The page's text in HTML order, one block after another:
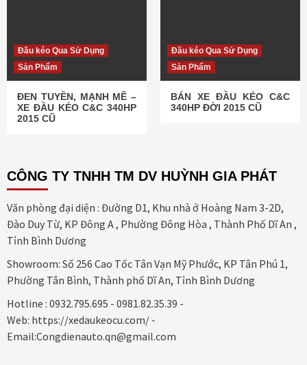
Đầu kéo Qua Sử Dụng
Sản Phẩm
ĐEN TUYỀN, MẠNH MẼ –
XE ĐẦU KÉO C&C 340HP
2015 CŨ
Đầu kéo Qua Sử Dụng
Sản Phẩm
BÁN XE ĐẦU KÉO C&C
340HP ĐỜI 2015 CŨ
CÔNG TY TNHH TM DV HUỲNH GIA PHÁT
Văn phòng đại diện : Đường D1, Khu nhà ở Hoàng Nam 3-2D,
Đào Duy Từ, KP Đông A , Phường Đông Hòa , Thành Phố Dĩ An ,
Tỉnh Bình Dương
Showroom: Số 256 Cao Tốc Tân Vạn Mỹ Phước, KP Tân Phú 1,
Phường Tân Bình, Thành phố Dĩ An, Tỉnh Bình Dương
Hotline : 0932.795.695 - 0981.82.35.39 -
Web: https://xedaukeocu.com/ -
Email:Congdienauto.qn@gmail.com